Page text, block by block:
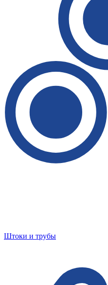
Штоки и трубы